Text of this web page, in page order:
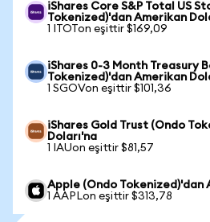
iShares Core S&P Total US
Tokenized)'dan Amerikan
1 ITOTon eşittir $169,09
iShares 0-3 Month Treasury
Tokenized)'dan Amerikan
1 SGOVon eşittir $101,36
iShares Gold Trust (Ondo
Doları'na
1 IAUon eşittir $81,57
Apple (Ondo Tokenized)'dan
1 AAPLon eşittir $313,78